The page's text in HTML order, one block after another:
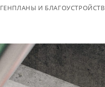
ГЕНПЛАНЫ И